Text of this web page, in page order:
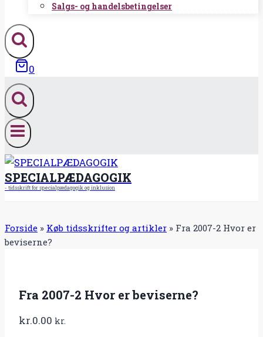
Salgs- og handelsbetingelser
0
SPECIALPÆDAGOGIK
- tidsskrift for specialpædagogik og inklusion
Forside » Køb tidsskrifter og artikler » Fra 2007-2 Hvor er
beviserne?
Fra 2007-2 Hvor er beviserne?
kr.0.00 kr.